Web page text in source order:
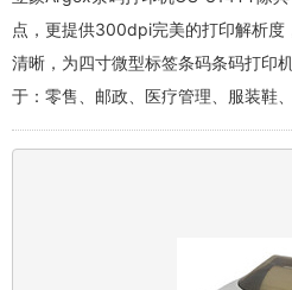
点，更提供300dpi完美的打印解析度
清晰，为四寸微型标签条码条码打印
于：零售、邮政、医疗管理、服装鞋